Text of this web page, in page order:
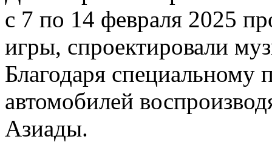
с 7 по 14 февраля 2025
игры, спроектировали
Благодаря
автомобилей
Азиады.